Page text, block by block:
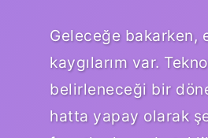
Geleceğe bakarken,
kaygılarım var.
belirleneceği bir
hatta yapay olarak